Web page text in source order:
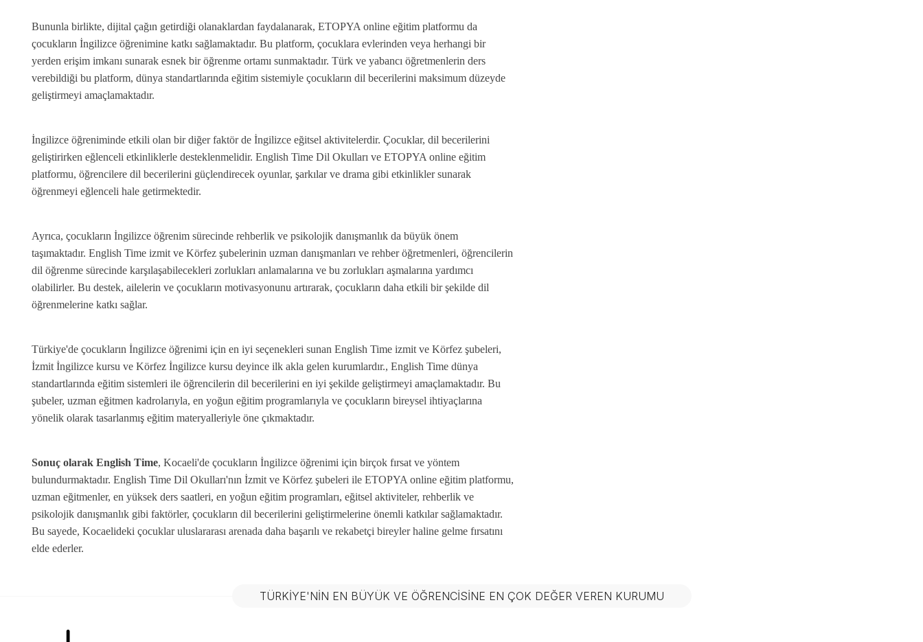
Bununla birlikte, dijital çağın getirdiği olanaklardan faydalanarak, ETOPYA online eğitim platformu da
çocukların İngilizce öğrenimine katkı sağlamaktadır. Bu platform, çocuklara evlerinden veya herhangi bir
yerden erişim imkanı sunarak esnek bir öğrenme ortamı sunmaktadır. Türk ve yabancı öğretmenlerin ders
verebildiği bu platform, dünya standartlarında eğitim sistemiyle çocukların dil becerilerini maksimum düzeyde
geliştirmeyi amaçlamaktadır.
İngilizce öğreniminde etkili olan bir diğer faktör de İngilizce eğitsel aktivitelerdir. Çocuklar, dil becerilerini
geliştirirken eğlenceli etkinliklerle desteklenmelidir. English Time Dil Okulları ve ETOPYA online eğitim
platformu, öğrencilere dil becerilerini güçlendirecek oyunlar, şarkılar ve drama gibi etkinlikler sunarak
öğrenmeyi eğlenceli hale getirmektedir.
Ayrıca, çocukların İngilizce öğrenim sürecinde rehberlik ve psikolojik danışmanlık da büyük önem
taşımaktadır. English Time izmit ve Körfez şubelerinin uzman danışmanları ve rehber öğretmenleri, öğrencilerin
dil öğrenme sürecinde karşılaşabilecekleri zorlukları anlamalarına ve bu zorlukları aşmalarına yardımcı
olabilirler. Bu destek, ailelerin ve çocukların motivasyonunu artırarak, çocukların daha etkili bir şekilde dil
öğrenmelerine katkı sağlar.
Türkiye'de çocukların İngilizce öğrenimi için en iyi seçenekleri sunan English Time izmit ve Körfez şubeleri,
İzmit İngilizce kursu ve Körfez İngilizce kursu deyince ilk akla gelen kurumlardır., English Time dünya
standartlarında eğitim sistemleri ile öğrencilerin dil becerilerini en iyi şekilde geliştirmeyi amaçlamaktadır. Bu
şubeler, uzman eğitmen kadrolarıyla, en yoğun eğitim programlarıyla ve çocukların bireysel ihtiyaçlarına
yönelik olarak tasarlanmış eğitim materyalleriyle öne çıkmaktadır.
Sonuç olarak English Time, Kocaeli'de çocukların İngilizce öğrenimi için birçok fırsat ve yöntem
bulundurmaktadır. English Time Dil Okulları'nın İzmit ve Körfez şubeleri ile ETOPYA online eğitim platformu,
uzman eğitmenler, en yüksek ders saatleri, en yoğun eğitim programları, eğitsel aktiviteler, rehberlik ve
psikolojik danışmanlık gibi faktörler, çocukların dil becerilerini geliştirmelerine önemli katkılar sağlamaktadır.
Bu sayede, Kocaelideki çocuklar uluslararası arenada daha başarılı ve rekabetçi bireyler haline gelme fırsatını
elde ederler.
TÜRKIYE'NIN EN BÜYÜK VE ÖĞRENCISINE EN ÇOK DEĞER VEREN KURUMU